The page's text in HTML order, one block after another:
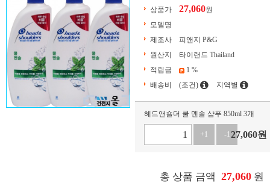
상품가
27,060원
모델명
제조사
피앤지 P&G
원산지
타이랜드 Thailand
적립금
1 %
배송비
(조건) 지역별
헤드앤숄더 쿨 멘솔 샴푸 850ml 3개
+1 -127,060원
총 상품 금액 27,060 원